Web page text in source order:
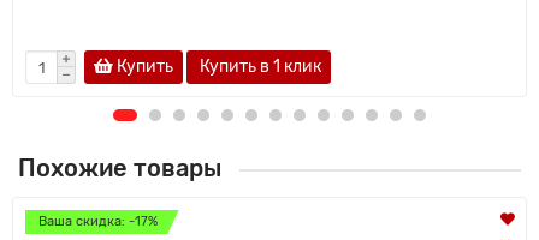
Купить Купить в 1 клик
Похожие товары
Ваша скидка: -17%